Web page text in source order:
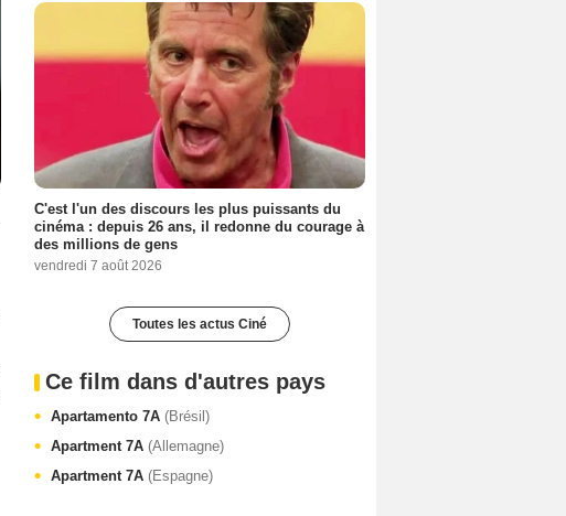
C'est l'un des discours les plus puissants du
cinéma : depuis 26 ans, il redonne du courage à
des millions de gens
vendredi 7 août 2026
Toutes les actus Ciné
Ce film dans d'autres pays
Apartamento 7A (Brésil)
Apartment 7A (Allemagne)
Apartment 7A (Espagne)